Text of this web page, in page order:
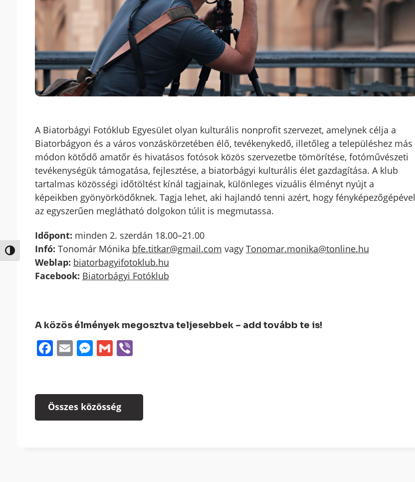
Nagy kontraszt váltása
A Biatorbágyi Fotóklub Egyesület olyan kulturális nonprofit szervezet, amelynek célja a
Biatorbágyon és a város vonzáskörzetében élő, tevékenykedő, illetőleg a településhez más
módon kötődő amatőr és hivatásos fotósok közös szervezetbe tömörítése, fotóművészeti
tevékenységük támogatása, fejlesztése, a biatorbágyi kulturális élet gazdagítása. A klub
tartalmas közösségi időtöltést kínál tagjainak, különleges vizuális élményt nyújt a
képeikben gyönyörködőknek. Tagja lehet, aki hajlandó tenni azért, hogy fényképezőgépével
az egyszerűen meglátható dolgokon túlit is megmutassa.
Időpont: minden 2. szerdán 18.00–21.00
Infó: Tonomár Mónika bfe.titkar@gmail.com vagy Tonomar.monika@tonline.hu
Weblap: biatorbagyifotoklub.hu
Facebook: Biatorbágyi Fotóklub
A közös élmények megosztva teljesebbek – add tovább te is!
Facebook
EmailMessenger
GmailViber
Összes közösség